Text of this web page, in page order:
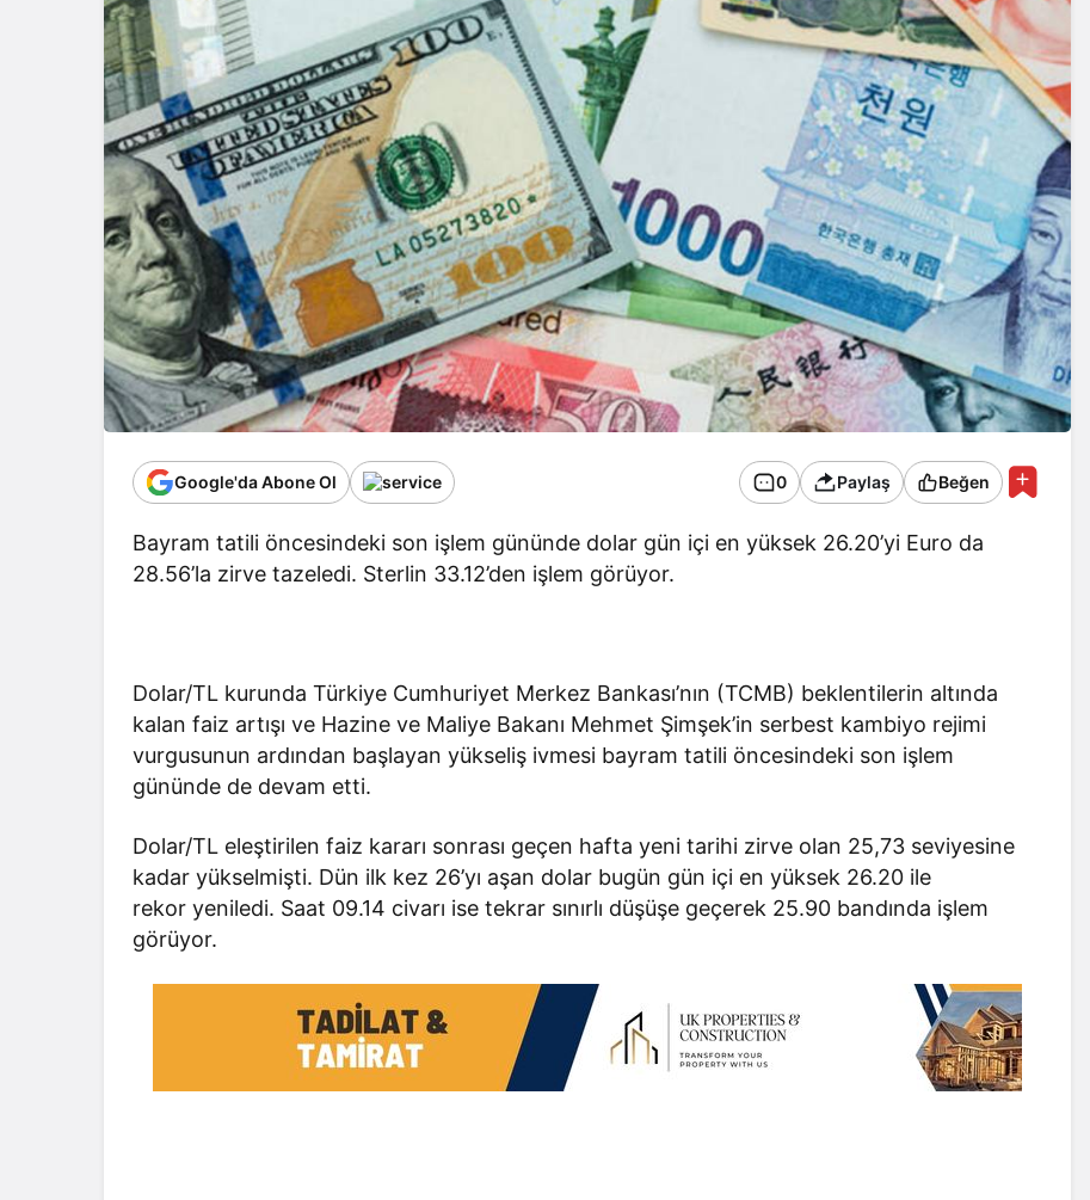
Google'da Abone Ol 0 Paylaş Beğen
Bayram tatili öncesindeki son işlem gününde dolar gün içi en yüksek 26.20’yi Euro da
28.56’la zirve tazeledi. Sterlin 33.12’den işlem görüyor.
Dolar/TL kurunda Türkiye Cumhuriyet Merkez Bankası’nın (TCMB) beklentilerin altında
kalan faiz artışı ve Hazine ve Maliye Bakanı Mehmet Şimşek’in serbest kambiyo rejimi
vurgusunun ardından başlayan yükseliş ivmesi bayram tatili öncesindeki son işlem
gününde de devam etti.
Dolar/TL eleştirilen faiz kararı sonrası geçen hafta yeni tarihi zirve olan 25,73 seviyesine
kadar yükselmişti. Dün ilk kez 26’yı aşan dolar bugün gün içi en yüksek 26.20 ile
rekor yeniledi. Saat 09.14 civarı ise tekrar sınırlı düşüşe geçerek 25.90 bandında işlem
görüyor.